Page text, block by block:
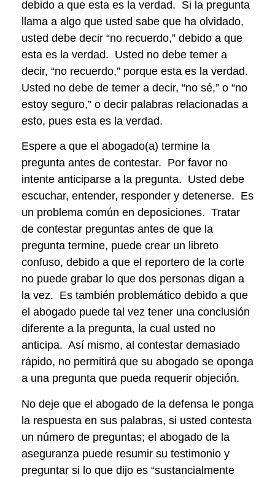
debido a que esta es la verdad. Si la pregunta
llama a algo que usted sabe que ha olvidado,
usted debe decir “no recuerdo,” debido a que
esta es la verdad. Usted no debe temer a
decir, “no recuerdo,” porque esta es la verdad.
Usted no debe de temer a decir, “no sé,” o “no
estoy seguro,” o decir palabras relacionadas a
esto, pues esta es la verdad.
Espere a que el abogado(a) termine la
pregunta antes de contestar. Por favor no
intente anticiparse a la pregunta. Usted debe
escuchar, entender, responder y detenerse. Es
un problema común en deposiciones. Tratar
de contestar preguntas antes de que la
pregunta termine, puede crear un libreto
confuso, debido a que el reportero de la corte
no puede grabar lo que dos personas digan a
la vez. Es también problemático debido a que
el abogado puede tal vez tener una conclusión
diferente a la pregunta, la cual usted no
anticipa. Así mismo, al contestar demasiado
rápido, no permitirá que su abogado se oponga
a una pregunta que pueda requerir objeción.
No deje que el abogado de la defensa le ponga
la respuesta en sus palabras, si usted contesta
un número de preguntas; el abogado de la
aseguranza puede resumir su testimonio y
preguntar si lo que dijo es “sustancialmente